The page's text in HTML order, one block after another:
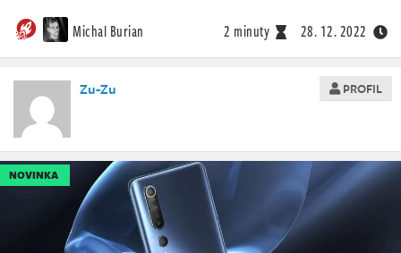
Michal Burian 2 minuty 28. 12. 2022
Zu-Zu PROFIL
NOVINKA